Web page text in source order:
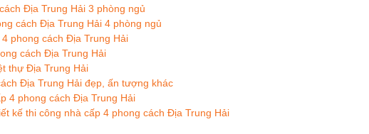
Địa Trung Hải 3 phòng ngủ
cách Địa Trung Hải 4 phòng ngủ
phong cách Địa Trung Hải
cách Địa Trung Hải
thự Địa Trung Hải
Địa Trung Hải đẹp, ấn tượng khác
4 phong cách Địa Trung Hải
kế thi công nhà cấp 4 phong cách Địa Trung Hải